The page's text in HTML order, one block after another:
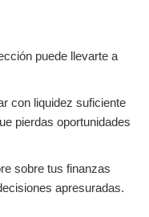
puede llevarte a
con liquidez suficiente
pierdas oportunidades
sobre tus finanzas
apresuradas.